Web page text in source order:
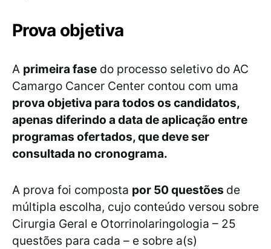
Prova objetiva
A primeira fase do processo seletivo do AC
Camargo Cancer Center contou com uma
prova objetiva para todos os candidatos,
apenas diferindo a data de aplicação entre
programas ofertados, que deve ser
consultada no cronograma.
A prova foi composta por 50 questões de
múltipla escolha, cujo conteúdo versou sobre
Cirurgia Geral e Otorrinolaringologia – 25
questões para cada – e sobre a(s)